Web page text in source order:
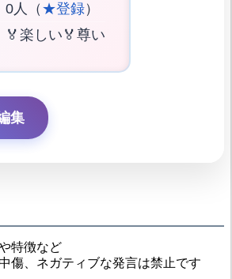
0人（ ★登録）
🏅楽しい🏅尊い
集
特徴など
傷、ネガティブな発言は禁止です